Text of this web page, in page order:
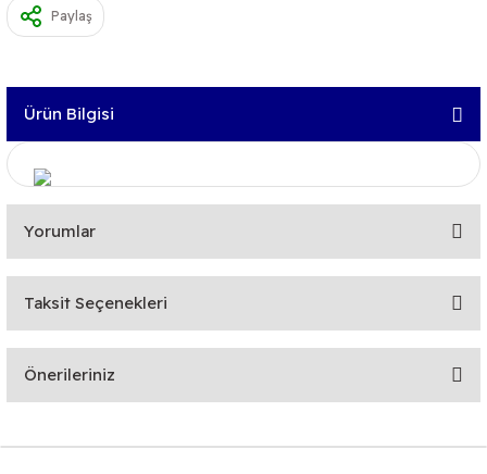
Paylaş
Ürün Bilgisi
Yorumlar
Bu ürüne ilk yorumu siz yapın!
Taksit Seçenekleri
Önerileriniz